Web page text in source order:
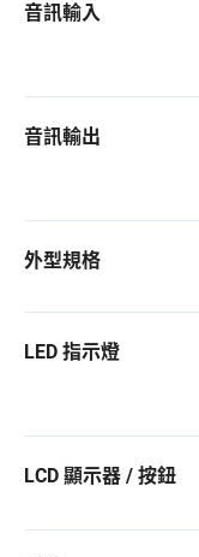
音訊輸入
音訊輸出
外型規格
LED 指示燈
LCD 顯示器 / 按鈕